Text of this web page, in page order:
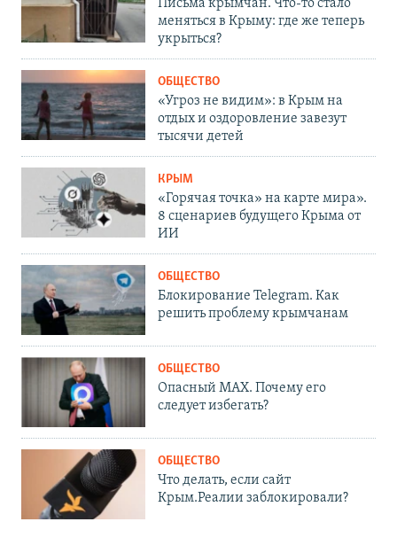
Письма крымчан. Что-то стало
меняться в Крыму: где же теперь
укрыться?
ОБЩЕСТВО
«Угроз не видим»: в Крым на
отдых и оздоровление завезут
тысячи детей
КРЫМ
«Горячая точка» на карте мира».
8 сценариев будущего Крыма от
ИИ
ОБЩЕСТВО
Блокирование Telegram. Как
решить проблему крымчанам
ОБЩЕСТВО
Опасный MAX. Почему его
следует избегать?
ОБЩЕСТВО
Что делать, если сайт
Крым.Реалии заблокировали?